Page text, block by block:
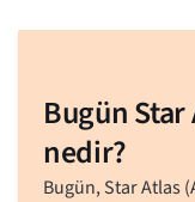
Bugün Star
nedir?
Bugün, Star Atlas